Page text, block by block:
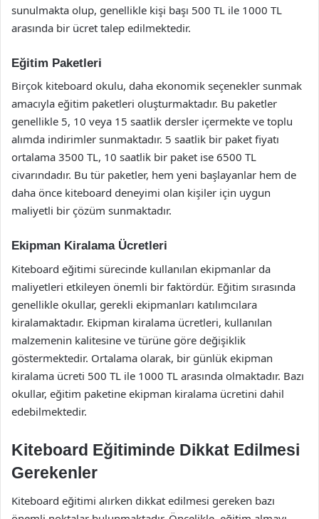
sunulmakta olup, genellikle kişi başı 500 TL ile 1000 TL
arasında bir ücret talep edilmektedir.
Eğitim Paketleri
Birçok kiteboard okulu, daha ekonomik seçenekler sunmak
amacıyla eğitim paketleri oluşturmaktadır. Bu paketler
genellikle 5, 10 veya 15 saatlik dersler içermekte ve toplu
alımda indirimler sunmaktadır. 5 saatlik bir paket fiyatı
ortalama 3500 TL, 10 saatlik bir paket ise 6500 TL
civarındadır. Bu tür paketler, hem yeni başlayanlar hem de
daha önce kiteboard deneyimi olan kişiler için uygun
maliyetli bir çözüm sunmaktadır.
Ekipman Kiralama Ücretleri
Kiteboard eğitimi sürecinde kullanılan ekipmanlar da
maliyetleri etkileyen önemli bir faktördür. Eğitim sırasında
genellikle okullar, gerekli ekipmanları katılımcılara
kiralamaktadır. Ekipman kiralama ücretleri, kullanılan
malzemenin kalitesine ve türüne göre değişiklik
göstermektedir. Ortalama olarak, bir günlük ekipman
kiralama ücreti 500 TL ile 1000 TL arasında olmaktadır. Bazı
okullar, eğitim paketine ekipman kiralama ücretini dahil
edebilmektedir.
Kiteboard Eğitiminde Dikkat Edilmesi
Gerekenler
Kiteboard eğitimi alırken dikkat edilmesi gereken bazı